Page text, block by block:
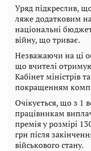
Уряд підкреслив,
ляже додатковим
національні
війну, що триває.
Незважаючи на ці
що вчителі
Кабінет міністрів
покращенням
Очікується, що з 1
працівникам
премія у розмірі
грн після
військового стану.